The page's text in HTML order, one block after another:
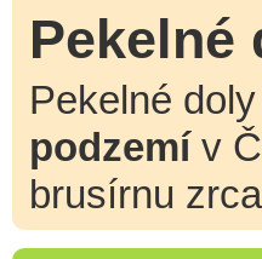
Pekelné
Pekelné
podzemív
brusírnu